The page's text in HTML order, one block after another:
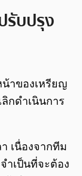
รับปรุง
าของเหรียญ
กดำเนินการ
เนื่องจากทีม
ำเป็นที่จะต้อง